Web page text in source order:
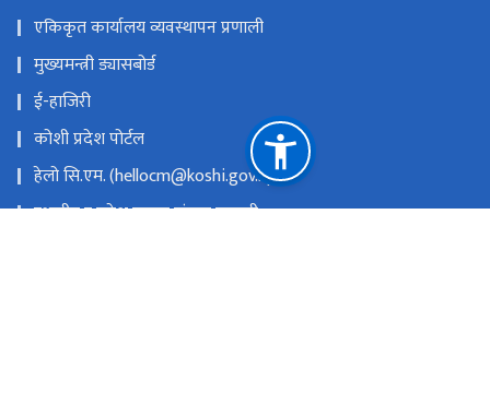
एकिकृत कार्यालय व्यवस्थापन प्रणाली
मुख्यमन्त्री ड्यासबोर्ड
ई-हाजिरी
कोशी प्रदेश पोर्टल
हेलो सि.एम. (hellocm@koshi.gov.np)
स्थानीय र प्रदेश सुचना संयन्त्र प्रणाली